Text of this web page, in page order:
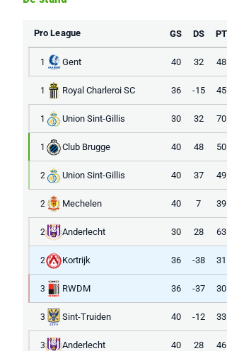
Pro League GS DS PT
1 Gent 40 32 48
1 Royal Charleroi SC 36 -15 45
1 Union Sint-Gillis 30 32 70
1 Club Brugge 40 48 50
2 Union Sint-Gillis 40 37 49
2 Mechelen 40 7 39
2 Anderlecht 30 28 63
2 Kortrijk 36 -38 31
3 RWDM 36 -37 30
3 Sint-Truiden 40 -12 33
3 Anderlecht 40 28 46